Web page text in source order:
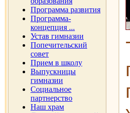
Программа развития
Программа-
концепция ...
Устав гимназии
Попечительский
совет
Прием в школу
Выпускницы
гимназии
Социальное
партнерство
Наш храм